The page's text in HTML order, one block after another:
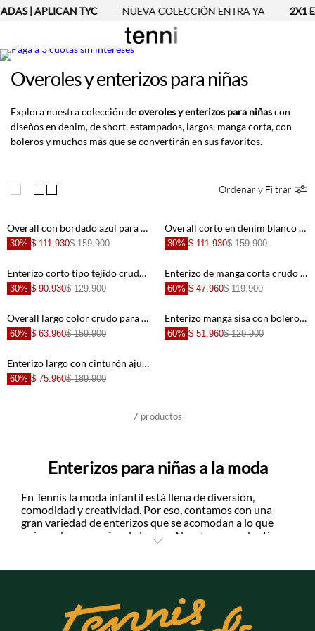
| APLICAN TYC NUEVA COLECCIÓN ENTRA YA 2X1
Overoles y enterizos para niñas
Explora nuestra colección deoveroles y enterizos para niñascon
diseños en denim, de short, estampados, largos, manga corta, con
boleros y muchos más que se convertirán en sus favoritos.
Ordenar y Filtrar
Overall con bordado azul para niña
30% $ 111.930$ 159.900
Overall corto en denim blanco para niña
30% $ 111.930$ 159.900
Enterizo corto tipo tejido crudo para niña
30% $ 90.930$ 129.900
Enterizo de manga corta crudo niña
60% $ 47.960$ 119.900
+
Overall largo color crudo para niña
60% $ 63.960$ 159.900
Enterizo manga sisa con bolero para niña
60% $ 51.960$ 129.900
+
Enterizo largo con cinturón ajustable y detalles calados en tono lila para niña
60% $ 75.960$ 189.900
7 productos
Enterizos para niñas a la moda
En Tennis la moda infantil está llena de diversión,
comodidad y creatividad. Por eso, contamos con una
gran variedad de enterizos que se acomodan a lo que
quieren las pequeñas de la casa. Nuestras prendas tienen
personalidad y el toque aventurero que caracteriza a las
mangas y ruedo, bordados, botones frontales, boleros,
elásticos en la cintura, cordones y mangas englobadas;
cada uno de estos detalles hará que los looks de tu